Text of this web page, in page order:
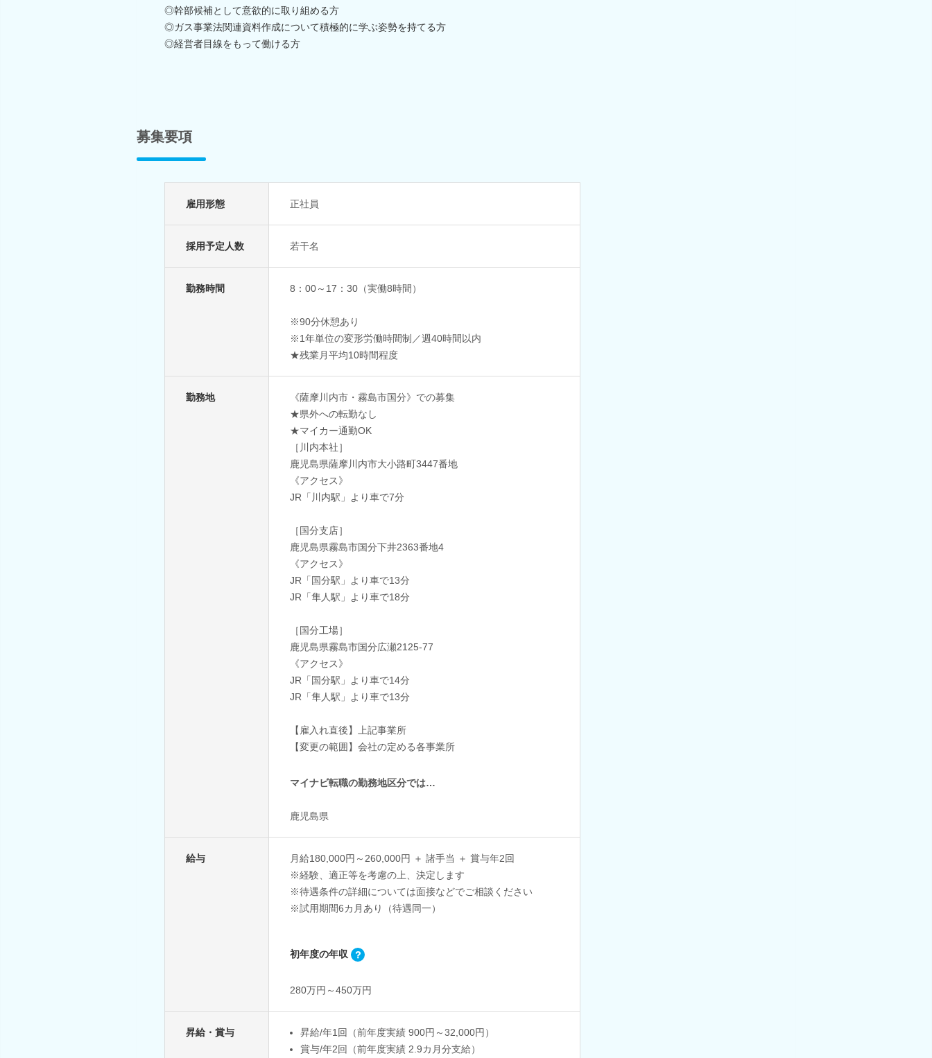
◎幹部候補として意欲的に取り組める方
◎ガス事業法関連資料作成について積極的に学ぶ姿勢を持てる方
◎経営者目線をもって働ける方
募集要項
雇用形態 正社員
採用予定人数 若干名
勤務時間 8：00～17：30（実働8時間）
※90分休憩あり
※1年単位の変形労働時間制／週40時間以内
★残業月平均10時間程度
勤務地
《薩摩川内市・霧島市国分》での募集
★県外への転勤なし
★マイカー通勤OK
［川内本社］
鹿児島県薩摩川内市大小路町3447番地
《アクセス》
JR「川内駅」より車で7分
［国分支店］
鹿児島県霧島市国分下井2363番地4
《アクセス》
JR「国分駅」より車で13分
JR「隼人駅」より車で18分
［国分工場］
鹿児島県霧島市国分広瀬2125-77
《アクセス》
JR「国分駅」より車で14分
JR「隼人駅」より車で13分
【雇入れ直後】上記事業所
【変更の範囲】会社の定める各事業所
マイナビ転職の勤務地区分では…
鹿児島県
給与
月給180,000円～260,000円 ＋ 諸手当 ＋ 賞与年2回
※経験、適正等を考慮の上、決定します
※待遇条件の詳細については面接などでご相談ください
※試用期間6カ月あり（待遇同一）
初年度の年収
280万円～450万円
昇給・賞与
昇給/年1回（前年度実績 900円～32,000円）
賞与/年2回（前年度実績 2.9カ月分支給）